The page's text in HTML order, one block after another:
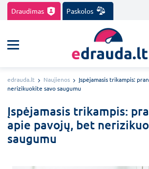
Draudimas Paskolos
edrauda.lt Naujienos
Įspėjamasis trikampis:
nerizikuokite savo saugumu
Įspėjamasis trikampis:
apie pavojų, bet
saugumu